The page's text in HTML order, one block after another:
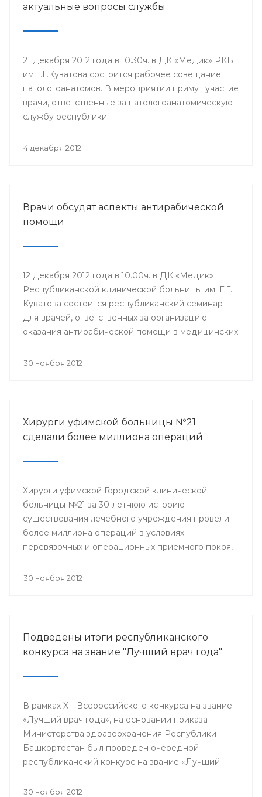
актуальные вопросы службы
21 декабря 2012 года в 10.30ч. в ДК «Медик» РКБ
им.Г.Г.Куватова состоится рабочее совещание
патологоанатомов. В мероприятии примут участие
врачи, ответственные за патологоанатомическую
службу республики.
4 декабря 2012
Врачи обсудят аспекты антирабической
помощи
12 декабря 2012 года в 10.00ч. в ДК «Медик»
Республиканской клинической больницы им. Г.Г.
Куватова состоится республиканский семинар
для врачей, ответственных за организацию
оказания антирабической помощи в медицинских
организовано Минздравом РБ с целью
30 ноября 2012
Хирурги уфимской больницы №21
сделали более миллиона операций
Хирурги уфимской Городской клинической
больницы №21 за 30-летнюю историю
существования лечебного учреждения провели
более миллиона операций в условиях
перевязочных и операционных приемного покоя,
вмешательств.
30 ноября 2012
Подведены итоги республиканского
конкурса на звание "Лучший врач года"
В рамках XII Всероссийского конкурса на звание
«Лучший врач года», на основании приказа
Министерства здравоохранения Республики
Башкортостан был проведен очередной
республиканский конкурс на звание «Лучший
претендента по 23 номинациям из 40
30 ноября 2012